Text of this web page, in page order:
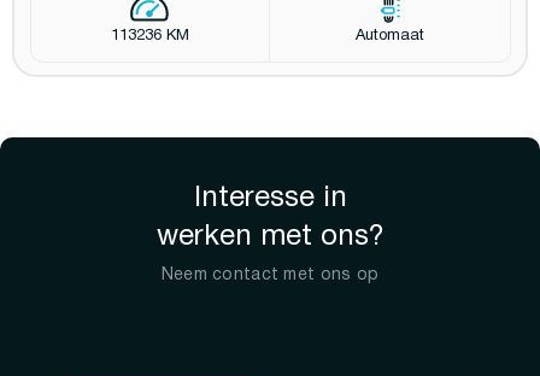
113236 KM Automaat
Interesse in
werken met ons?
Neem contact met ons op